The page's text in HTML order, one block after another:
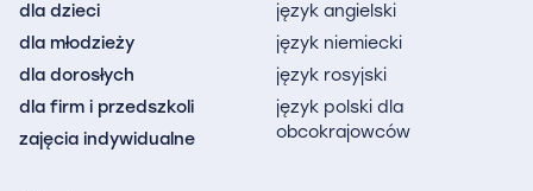
dla dzieci
dla młodzieży
dla dorosłych
dla firm i przedszkoli
zajęcia indywidualne
język angielski
język niemiecki
język rosyjski
język polski dla
obcokrajowców